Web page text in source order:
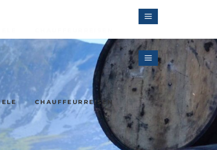
CHAUFFEURREISEN
Irlands Kulturlandschaften
Sherryreise in Andalusien